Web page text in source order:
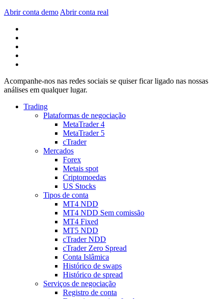
Abrir conta demo Abrir conta real
Acompanhe-nos nas redes sociais se quiser ficar ligado nas nossas
análises em qualquer lugar.
Trading
Plataformas de negociação
MetaTrader 4
MetaTrader 5
cTrader
Mercados
Forex
Metais spot
Criptomoedas
US Stocks
Tipos de conta
MT4 NDD
MT4 NDD Sem comissão
MT4 Fixed
MT5 NDD
cTrader NDD
cTrader Zero Spread
Conta Islâmica
Histórico de swaps
Histórico de spread
Serviços de negociação
Registro de conta